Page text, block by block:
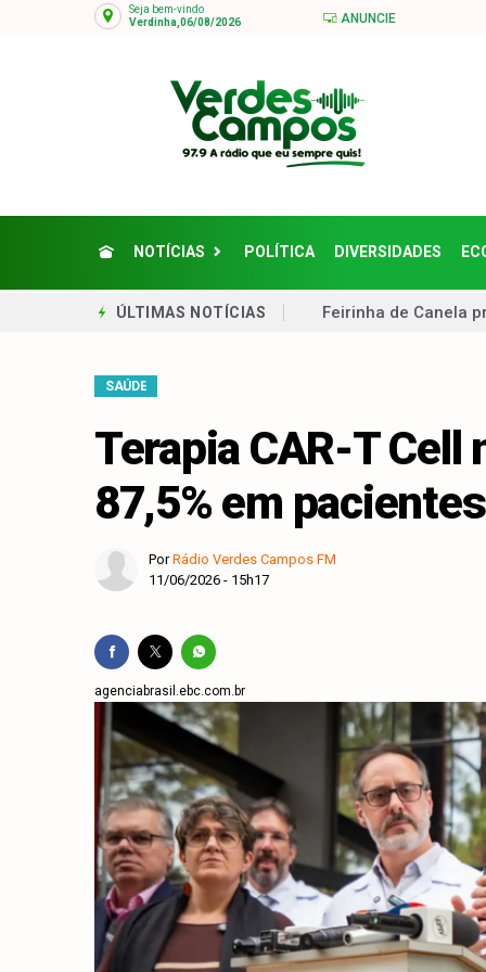
Seja bem-vindo
Verdinha,06/08/2026
ANUNCIE
NOTÍCIAS POLÍTICA DIVERSIDADES
ÚLTIMAS NOTÍCIAS
Feirinha de Canela
Taquara amplia
Taquara investe em
Parobé recebe R$
Festival Sabores
SAÚDE
Terapia CAR-T
87,5% em
PorRádio Verdes Campos FM
11/06/2026 - 15h17
agenciabrasil.ebc.com.br